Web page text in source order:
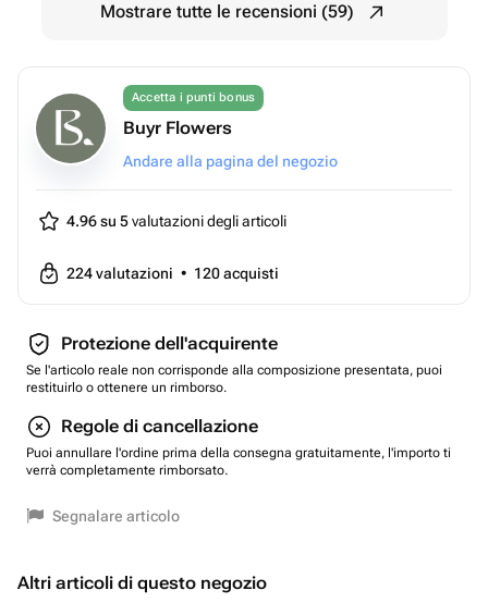
Mostrare tutte le recensioni (59)
Accetta i punti bonus
Buyr Flowers
Andare alla pagina del negozio
4.96 su 5valutazioni degli articoli
224valutazioni • 120acquisti
Protezione dell'acquirente
Se l'articolo reale non corrisponde alla composizione presentata, puoi
restituirlo o ottenere un rimborso.
Regole di cancellazione
Puoi annullare l'ordine prima della consegna gratuitamente, l'importo ti
verrà completamente rimborsato.
Segnalare articolo
Altri articoli di questo negozio